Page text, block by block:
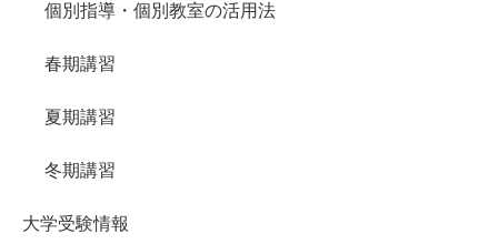
個別指導・個別教室の活用法
春期講習
夏期講習
冬期講習
大学受験情報